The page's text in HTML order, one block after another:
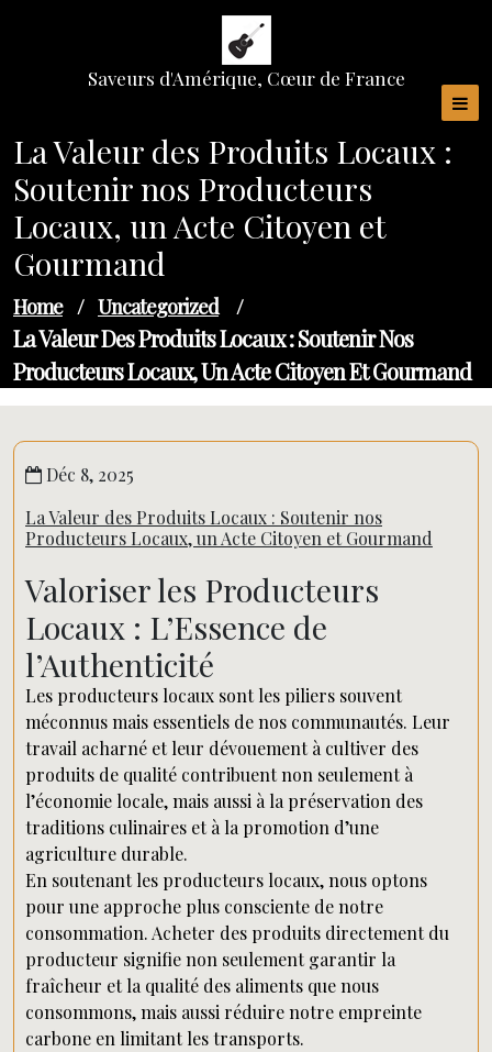
Saveurs d'Amérique, Cœur de France
La Valeur des Produits Locaux :
Soutenir nos Producteurs
Locaux, un Acte Citoyen et
Gourmand
Home / Uncategorized /
La Valeur Des Produits Locaux : Soutenir Nos
Producteurs Locaux, Un Acte Citoyen Et Gourmand
Déc 8, 2025
La Valeur des Produits Locaux : Soutenir nos
Producteurs Locaux, un Acte Citoyen et Gourmand
Valoriser les Producteurs
Locaux : L’Essence de
l’Authenticité
Les producteurs locaux sont les piliers souvent
méconnus mais essentiels de nos communautés. Leur
travail acharné et leur dévouement à cultiver des
produits de qualité contribuent non seulement à
l’économie locale, mais aussi à la préservation des
traditions culinaires et à la promotion d’une
agriculture durable.
En soutenant les producteurs locaux, nous optons
pour une approche plus consciente de notre
consommation. Acheter des produits directement du
producteur signifie non seulement garantir la
fraîcheur et la qualité des aliments que nous
consommons, mais aussi réduire notre empreinte
carbone en limitant les transports.